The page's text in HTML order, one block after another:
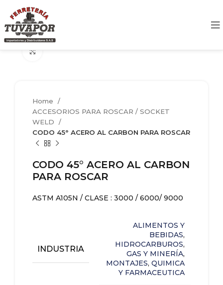
Clic para agrandar
Home
ACCESORIOS PARA ROSCAR / SOCKET
WELD
CODO 45° ACERO AL CARBON PARA ROSCAR
CODO 45° ACERO AL CARBON
PARA ROSCAR
ASTM A105N / CLASE : 3000 / 6000/ 9000
INDUSTRIA
ALIMENTOS Y
BEBIDAS,
HIDROCARBUROS,
GAS Y MINERÍA,
MONTAJES, QUIMICA
Y FARMACEUTICA